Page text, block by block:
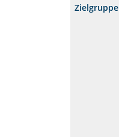
Zielgruppe